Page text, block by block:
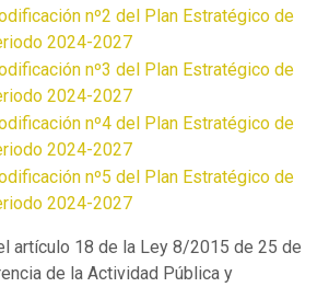
nº2 del Plan Estratégico de
2024-2027
nº3 del Plan Estratégico de
2024-2027
nº4 del Plan Estratégico de
2024-2027
nº5 del Plan Estratégico de
2024-2027
artículo 18 de la Ley 8/2015 de 25 de
de la Actividad Pública y